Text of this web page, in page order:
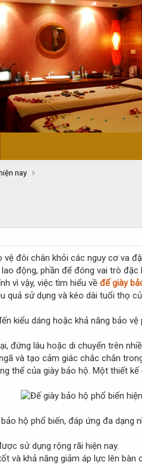
nay
vệ đôi chân khỏi các nguy cơ va
động, phần đế đóng vai trò
vì vậy, việc tìm hiểu về đế giày
quả sử dụng và kéo dài tuổi thọ
kiểu dáng hoặc khả năng bảo
đứng lâu hoặc di chuyển trên
và tạo cảm giác chắc chắn
thể của giày bảo hộ. Một thiết
hộ phổ biến, đáp ứng đa dạng
sử dụng rộng rãi hiện nay.
và khả năng giảm áp lực lên